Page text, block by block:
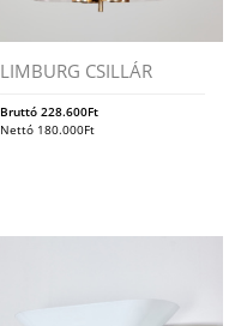
LIMBURG CSILLÁR
Bruttó228.600Ft
Nettó 180.000Ft